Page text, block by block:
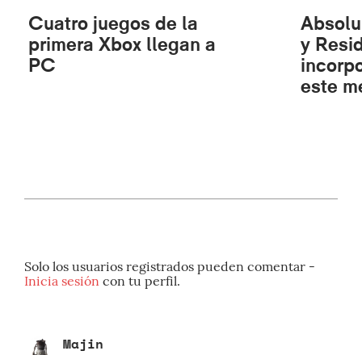
Cuatro juegos de la
primera Xbox llegan a
PC
y
este
Solo los usuarios registrados pueden comentar -
Inicia sesión con tu perfil.
Majin